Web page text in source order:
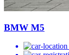
BMW M5